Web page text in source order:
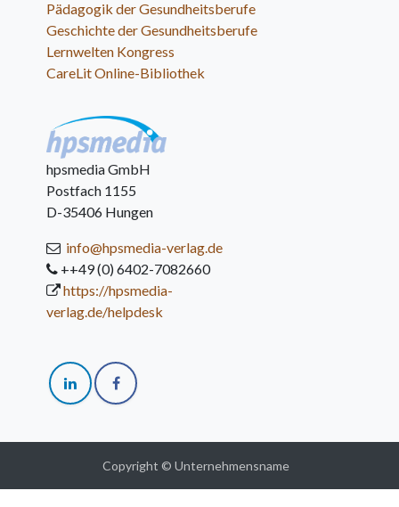
Pädagogik der Gesundheitsberufe
Geschichte der Gesundheitsberufe
Lernwelten Kongress
CareLit Online-Bibliothek
hpsmedia GmbH
Postfach 1155
D-35406 Hungen
info@hpsmedia-verlag.de
++49 (0) 6402-7082660
https://hpsmedia-
verlag.de/helpdesk
Copyright © Unternehmensname